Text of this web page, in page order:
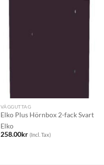
VÄGGUTTAG
Elko Plus Hörnbox 2-fack Svart
Elko
258.00kr (Incl. Tax)